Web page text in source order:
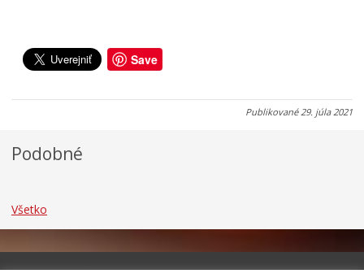
Save
Publikované29. júla 2021
Podobné
0
8
6
0
8
6
0
8
6
Všetko